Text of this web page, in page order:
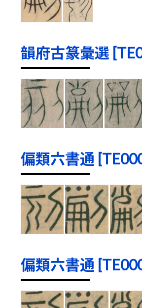
韻府古篆彙選
偏類六書通
偏類六書通